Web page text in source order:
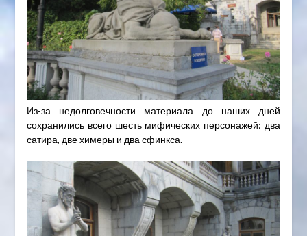
Из-за недолговечности материала до наших дней
сохранились всего шесть мифических персонажей: два
сатира, две химеры и два сфинкса.